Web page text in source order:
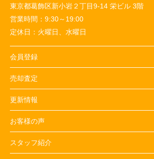
東京都葛飾区新小岩２丁目9-14 栄ビル 3階
営業時間： 9:30～19:00
定休日： 火曜日、水曜日
会員登録
売却査定
更新情報
お客様の声
スタッフ紹介